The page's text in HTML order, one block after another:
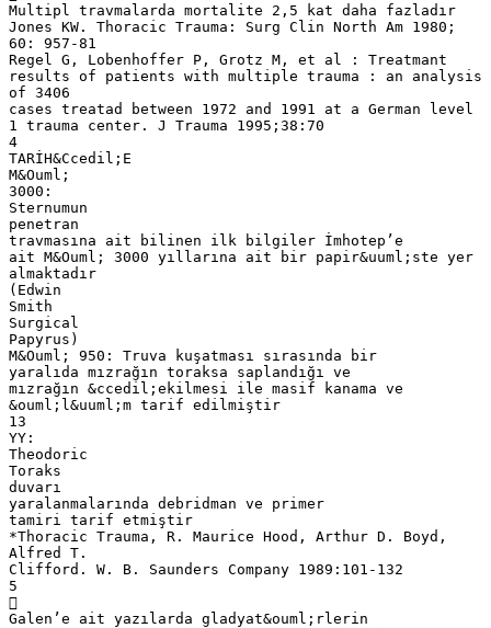
Multipl travmalarda mortalite 2,5 kat daha fazladır
Jones KW. Thoracic Trauma: Surg Clin North Am 1980;
60: 957-81
Regel G, Lobenhoffer P, Grotz M, et al : Treatmant
results of patients with multiple trauma : an analysis
of 3406
cases treatad between 1972 and 1991 at a German level
1 trauma center. J Trauma 1995;38:70
4
TARİH&Ccedil;E
M&Ouml;
3000:
Sternumun
penetran
travmasına ait bilinen ilk bilgiler İmhotep’e
ait M&Ouml; 3000 yıllarına ait bir papir&uuml;ste yer
almaktadır
(Edwin
Smith
Surgical
Papyrus)
M&Ouml; 950: Truva kuşatması sırasında bir
yaralıda mızrağın toraksa saplandığı ve
mızrağın &ccedil;ekilmesi ile masif kanama ve
&ouml;l&uuml;m tarif edilmiştir
13
YY:
Theodoric
Toraks
duvarı
yaralanmalarında debridman ve primer
tamiri tarif etmiştir
*Thoracic Trauma, R. Maurice Hood, Arthur D. Boyd,
Alfred T.
Clifford. W. B. Saunders Company 1989:101-132
5

Galen’e ait yazılarda gladyat&ouml;rlerin